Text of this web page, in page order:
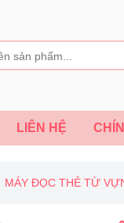
LIÊN HỆ
MÁY ĐỌC THẺ TỪ